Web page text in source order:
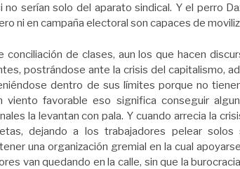
no serían solo del aparato sindical. Y el perro
ni en campaña electoral son capaces de
conciliación de clases, aun los que hacen
postrándose ante la crisis del capitalismo,
dentro de sus límites porque no
viento favorable eso significa conseguir
la levantan con pala. Y cuando arrecia la
dejando a los trabajadores pelear
una organización gremial en la cual
van quedando en la calle, sin que la